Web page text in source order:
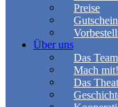
Preise
Über uns
Das Team
Mach mit!
Das